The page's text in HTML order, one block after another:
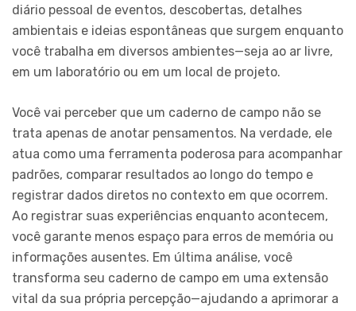
diário pessoal de eventos, descobertas, detalhes
ambientais e ideias espontâneas que surgem enquanto
você trabalha em diversos ambientes—seja ao ar livre,
em um laboratório ou em um local de projeto.
Você vai perceber que um caderno de campo não se
trata apenas de anotar pensamentos. Na verdade, ele
atua como uma ferramenta poderosa para acompanhar
padrões, comparar resultados ao longo do tempo e
registrar dados diretos no contexto em que ocorrem.
Ao registrar suas experiências enquanto acontecem,
você garante menos espaço para erros de memória ou
informações ausentes. Em última análise, você
transforma seu caderno de campo em uma extensão
vital da sua própria percepção—ajudando a aprimorar a